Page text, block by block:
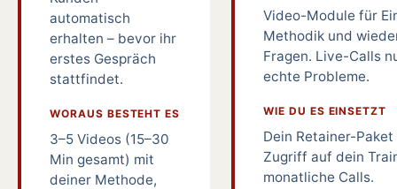
automatisch
erhalten – bevor ihr
erstes Gespräch
stattfindet.
WORAUS BESTEHT ES
3–5 Videos (15–30
Min gesamt) mit
deiner Methode,
Video-Module für
Methodik und
Fragen. Live-Calls
echte Probleme.
WIE DU ES EINSETZT
Dein Retainer-
Zugriff auf dein
monatliche Calls.